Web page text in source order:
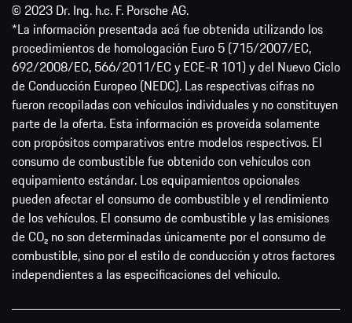
© 2023 Dr. Ing. h.c. F. Porsche AG.
*La información presentada acá fue obtenida utilizando los
procedimientos de homologación Euro 5 (715/2007/EC,
692/2008/EC, 566/2011/EC y ECE-R 101) y del Nuevo Ciclo
de Conducción Europeo (NEDC). Las respectivas cifras no
fueron recopiladas con vehículos individuales y no constituyen
parte de la oferta. Esta información es proveída solamente
con propósitos comparativos entre modelos respectivos. El
consumo de combustible fue obtenido con vehículos con
equipamiento estándar. Los equipamientos opcionales
pueden afectar el consumo de combustible y el rendimiento
de los vehículos. El consumo de combustible y las emisiones
de CO₂ no son determinadas únicamente por el consumo de
combustible, sino por el estilo de conducción y otros factores
independientes a las especificaciones del vehículo.